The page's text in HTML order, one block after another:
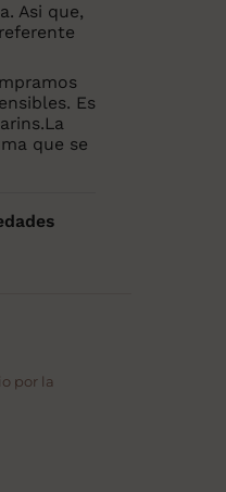
Asi que,
Es
que se
por la